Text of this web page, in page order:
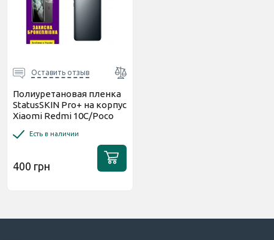
Оставить отзыв
Полиуретановая пленка
StatusSKIN Pro+ на корпус
Xiaomi Redmi 10C/Poco
Есть в наличии
400 грн